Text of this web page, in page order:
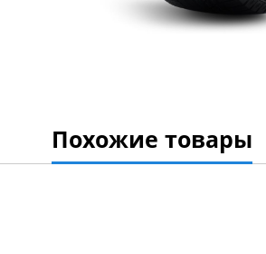
Похожие товары